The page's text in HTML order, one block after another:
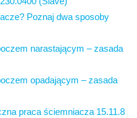
Poznaj dwa sposoby
narastającym – zasada
opadającym – zasada
praca ściemniacza 15.11.8